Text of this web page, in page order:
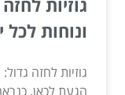
ונוחות לכל
גוזיות לחזה
הגעת לכאן,